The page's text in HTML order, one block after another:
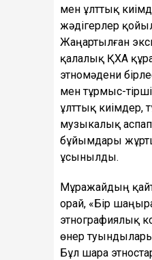
мен ұлттық
жәдігерлер
Жаңартылған
қалалық ҚХА
этномәдени
мен тұрмыс-
ұлттық киімдер,
музыкалық
бұйымдары
ұсынылды.
Мұражайдың
орай, «Бір
этнографиялық
өнер
Бұл шара